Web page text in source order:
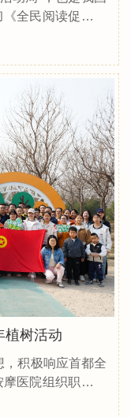
全民阅读促进条
“我们一起阅读
植树活动
，积极响应首都全
医院组织职工赴
题活动。来自各